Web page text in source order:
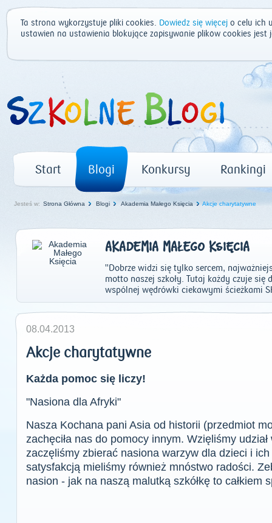
Ta strona wykorzystuje pliki cookies. Dowiedz się więcej o celu ich
ustawień na ustawienia blokujące zapisywanie plików cookies
Start Blogi Konkursy Rankingi
Jesteś w: Strona Główna Blogi Akademia Małego Księcia Akcje charytatywne
AKADEMIA MAŁEGO KSIĘCIA
"Dobrze widzi się tylko sercem,
motto naszej szkoły. Tutaj każdy czuje
wspólnej wędrówki ciekawymi ścieżkami
08.04.2013
Akcje charytatywne
Każda pomoc się liczy!
"Nasiona dla Afryki"
Nasza Kochana pani Asia od historii (przedmiot
zachęciła nas do pomocy innym. Wzięliśmy
zaczęliśmy zbierać nasiona warzyw dla dzieci i
satysfakcją mieliśmy również mnóstwo radości.
nasion - jak na naszą malutką szkółkę to całkiem